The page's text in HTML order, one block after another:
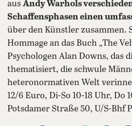
aus Andy Warhols
Schaffensphasen einen
über den Künstler zusammen.
Hommage an das Buch „The
Psychologen Alan Downs, das
thematisiert, die schwule
heteronormativen Welt
12/6 Euro, Di-So 10-18 Uhr, Do
Potsdamer Straße 50, U/S-Bhf